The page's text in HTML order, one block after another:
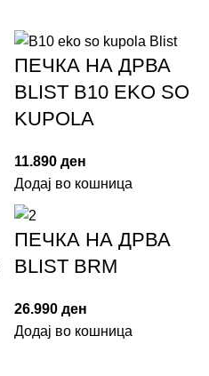
ПЕЧКА НА ДРВА
BLIST B10 EKO SO
KUPOLA
11.890 ден
Додај во кошница
ПЕЧКА НА ДРВА
BLIST BRM
26.990 ден
Додај во кошница